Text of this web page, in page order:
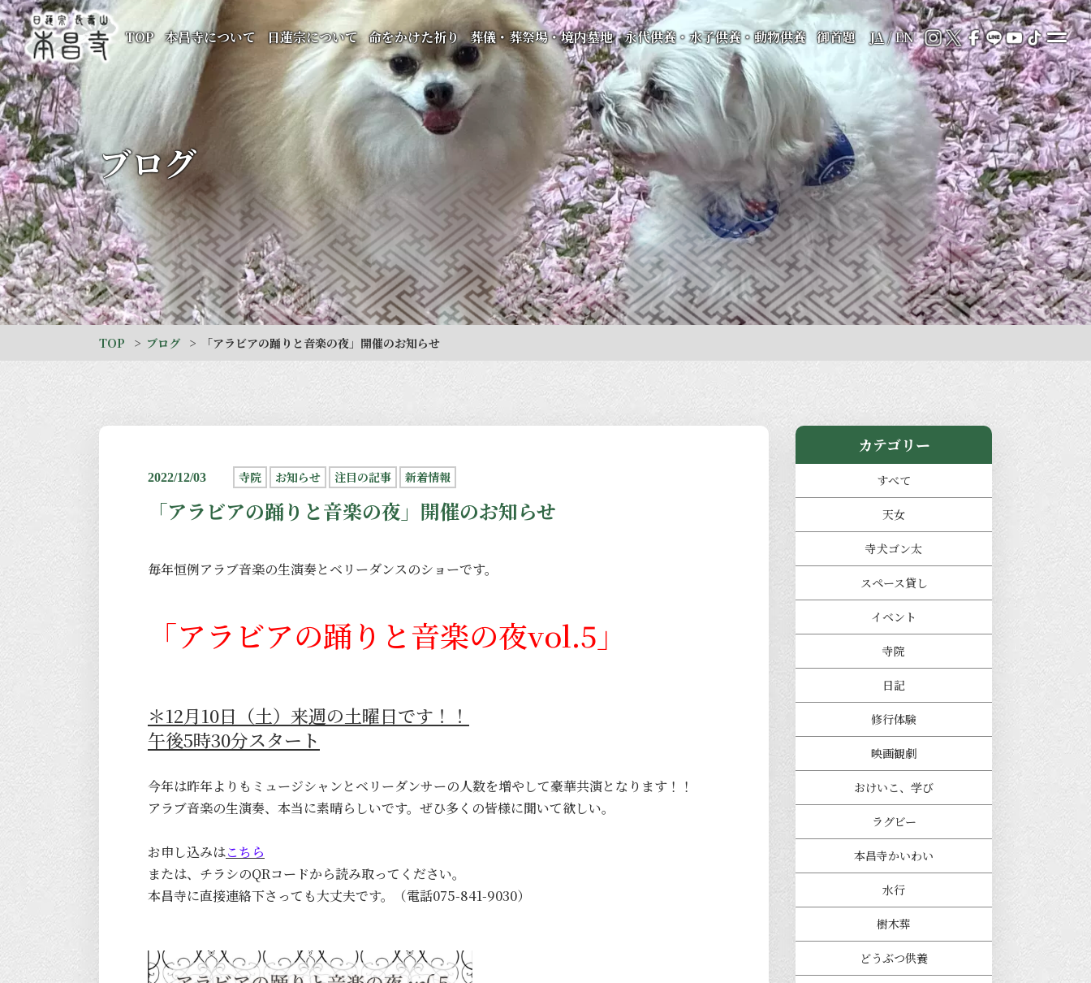
TOP 本昌寺について 日蓮宗について 命をかけた祈り 葬儀・葬祭場・境内墓地 永代供養・水子供養・動物供養 御首題 JA/EN
ブログ
TOP ブログ 「アラビアの踊りと音楽の夜」開催のお知らせ
2022/12/03 寺院 お知らせ 注目の記事 新着情報
「アラビアの踊りと音楽の夜」開催のお知らせ
毎年恒例アラブ音楽の生演奏とベリーダンスのショーです。
「アラビアの踊りと音楽の夜vol.5」
＊12月10日（土）来週の土曜日です！！
午後5時30分スタート
今年は昨年よりもミュージシャンとベリーダンサーの人数を増やして豪華共演となります！！
アラブ音楽の生演奏、本当に素晴らしいです。ぜひ多くの皆様に聞いて欲しい。
お申し込みはこちら
または、チラシのQRコードから読み取ってください。
本昌寺に直接連絡下さっても大丈夫です。（電話075-841-9030）
カテゴリー
すべて
天女
寺犬ゴン太
スペース貸し
イベント
寺院
日記
修行体験
映画観劇
おけいこ、学び
ラグビー
本昌寺かいわい
水行
樹木葬
どうぶつ供養